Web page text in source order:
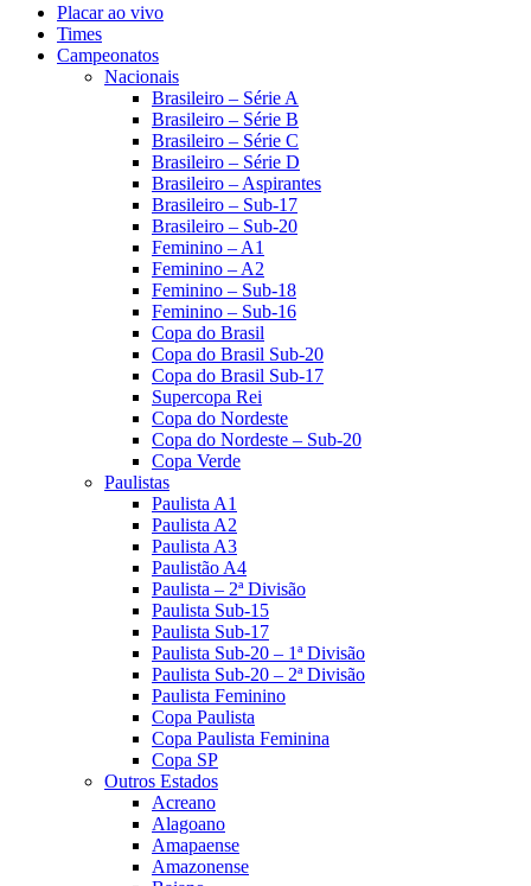
Placar ao vivo
Times
Campeonatos
Nacionais
Brasileiro – Série A
Brasileiro – Série B
Brasileiro – Série C
Brasileiro – Série D
Brasileiro – Aspirantes
Brasileiro – Sub-17
Brasileiro – Sub-20
Feminino – A1
Feminino – A2
Feminino – Sub-18
Feminino – Sub-16
Copa do Brasil
Copa do Brasil Sub-20
Copa do Brasil Sub-17
Supercopa Rei
Copa do Nordeste
Copa do Nordeste – Sub-20
Copa Verde
Paulistas
Paulista A1
Paulista A2
Paulista A3
Paulistão A4
Paulista – 2ª Divisão
Paulista Sub-15
Paulista Sub-17
Paulista Sub-20 – 1ª Divisão
Paulista Sub-20 – 2ª Divisão
Paulista Feminino
Copa Paulista
Copa Paulista Feminina
Copa SP
Outros Estados
Acreano
Alagoano
Amapaense
Amazonense